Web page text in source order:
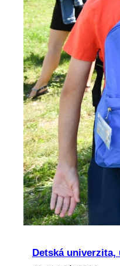
Detská univerzita,